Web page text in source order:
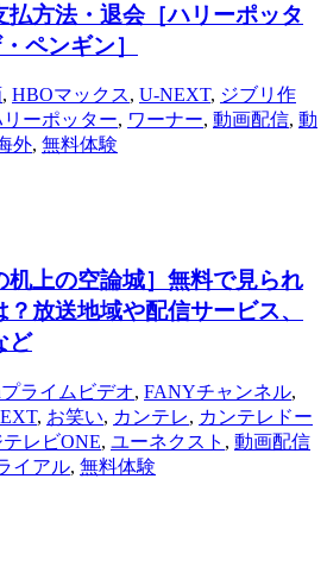
払方法・退会［ハリーポッタ
ペンギン］
, HBOマックス, U-NEXT, ジブリ作
リーポッター, ワーナー, 動画配信, 動
外, 無料体験
机上の空論城］無料で見られ
放送地域や配信サービス、
ど
プライムビデオ, FANYチャンネル,
, お笑い, カンテレ, カンテレドー
テレビONE, ユーネクスト , 動画配信
イアル, 無料体験